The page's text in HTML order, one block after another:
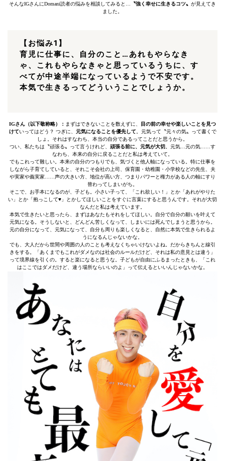
そんなIGさんにDomani読者の悩みを相談してみると…
〝強く幸せに生きるコツ〟 が見えてき
ました。
【お悩み1】
育児に仕事に、自分のこと…あれもやらなき
ゃ、これもやらなきゃと思っているうちに、す
べてが中途半端になっているようで不安です。
本気で生きるってどういうことでしょうか。
IGさん（以下敬称略）： まずはできないことを数えずに、
目の前の幸せや楽しいことを見つ
けていってはどう？ つぎに、 元気になることを優先して。元気って〝元々の気〟って書くで
しょ。それはすなわち、本当の自分であるってことだと思うから。
つい、私たちは〝頑張る〟って言うけれど、 頑張る前に、元気が大切 。元気…元の気……す
なわち、本来の自分に戻ることだと私は考えていて。
でもこれって難しい。本来の自分のつもりでも、気づくと他人軸になっている。特に仕事を
しながら子育てしていると、それこそ会社の上司、保育園・幼稚園・小学校などの先生、夫
や実家や義実家……声の大きい方、地位が高い方、つまりパワーと権力がある人の軸にすり
替わってしまいがち。
そこで、お手本になるのが、子ども。小さい子って、「これ欲しい！」とか「あれがやりた
い」とか「抱っこして♥」とかしてほしいことをすぐに言葉にすると思うんです。それが大切
なんだと私は考えています。
本気で生きたいと思ったら、まずはあなたもそれをしてほしい。自分で自分の願いを叶えて
元気になる。そうしないと、どんどん苦しくなって、しまいには死んでしまうと思うから。
元の自分になって、元気になって、自分も周りも楽しくなると、自然に本気で生きられるよ
うになるんじゃないかな。
でも、大人だから世間や周囲の人のことも考えなくちゃいけないよね。だからきちんと線引
きをする。「あくまでもこれがダメなのは社会のルールだけど、それは私の意見とは違う」
って境界線を引くの。すると楽になると思うな。子どもが自由にふるまったときも、「これ
はここではダメだけど、違う場所ならいいのよ」って伝えるといいんじゃないかな。